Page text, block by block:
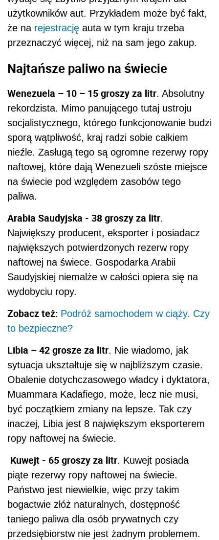
użytkowników aut. Przykładem może być fakt,
że na rejestrację auta w tym kraju trzeba
przeznaczyć więcej, niż na sam jego zakup.
Najtańsze paliwo na świecie
Wenezuela – 10 – 15 groszy za litr. Absolutny
rekordzista. Mimo panującego tutaj ustroju
socjalistycznego, którego funkcjonowanie budzi
sporą wątpliwość, kraj radzi sobie całkiem
nieźle. Zasługą tego są ogromne rezerwy ropy
naftowej, które dają Wenezueli szóste miejsce
na świecie pod względem zasobów tego
paliwa.
Arabia Saudyjska - 38 groszy za litr.
Największy producent, eksporter i posiadacz
największych potwierdzonych rezerw ropy
naftowej na świece. Gospodarka Arabii
Saudyjskiej niemalże w całości opiera się na
wydobyciu ropy.
Zobacz też: Podróż samochodem w ciąży. Czy
to bezpieczne?
Libia – 42 grosze za litr. Nie wiadomo, jak
sytuacja ukształtuje się w najbliższym czasie.
Obalenie dotychczasowego władcy i dyktatora,
Muammara Kadafiego, może, lecz nie musi,
być początkiem zmiany na lepsze. Tak czy
inaczej, Libia jest 8 największym eksporterem
ropy naftowej na świecie.
Kuwejt - 65 groszy za litr. Kuwejt posiada
piąte rezerwy ropy naftowej na świecie.
Państwo jest niewielkie, więc przy takim
bogactwie złóż naturalnych, dostępność
taniego paliwa dla osób prywatnych czy
przedsiębiorstw nie jest żadnym problemem.